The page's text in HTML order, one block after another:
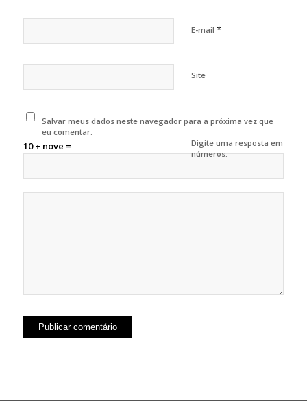
E-mail *
Site
Salvar meus dados neste navegador para a próxima vez que
eu comentar.
Digite uma resposta em
números:
10 + nove =